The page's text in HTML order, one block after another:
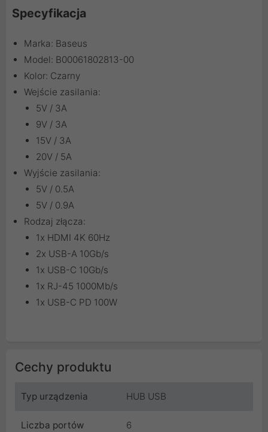
Specyfikacja
Marka: Baseus
Model: B00061802813-00
Kolor: Czarny
Wejście zasilania:
5V / 3A
9V / 3A
15V / 3A
20V / 5A
Wyjście zasilania:
5V / 0.5A
5V / 0.9A
Rodzaj złącza:
1x HDMI 4K 60Hz
2x USB-A 10Gb/s
1x USB-C 10Gb/s
1x RJ-45 1000Mb/s
1x USB-C PD 100W
Cechy produktu
Typ urządzenia HUB USB
Liczba portów 6